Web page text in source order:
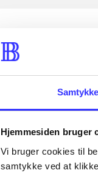
Samtykke
Hjemmesiden bruger
Vi bruger cookies til
samtykke ved at